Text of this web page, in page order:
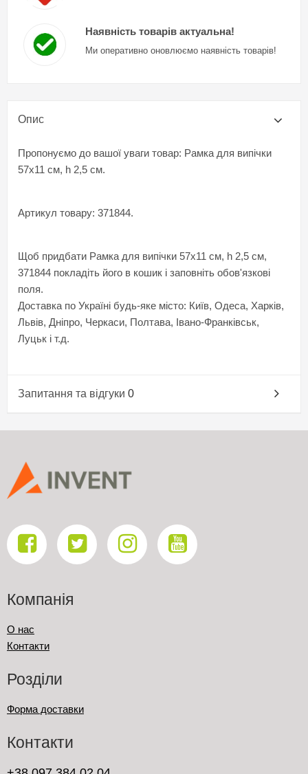
Наявність товарів актуальна!
Ми оперативно оновлюємо наявність товарів!
Опис
Пропонуємо до вашої уваги товар: Рамка для випічки
57х11 см, h 2,5 см.
Артикул товару: 371844.
Щоб придбати Рамка для випічки 57х11 см, h 2,5 см,
371844 покладіть його в кошик і заповніть обов'язкові
поля.
Доставка по Україні будь-яке місто: Київ, Одеса, Харків,
Львів, Дніпро, Черкаси, Полтава, Івано-Франківськ,
Луцьк і т.д.
Запитання та відгуки 0
Компанія
О нас
Контакти
Розділи
Форма доставки
Контакти